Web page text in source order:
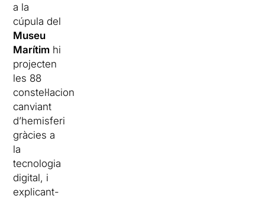
a la
cúpula del
Museu
Marítim hi
projecten
les 88
constel·lacions,
canviant
d’hemisferi
gràcies a
la
tecnologia
digital, i
explicant-